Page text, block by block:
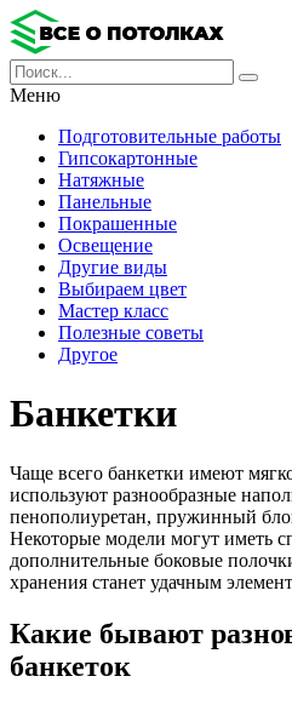
Меню
Подготовительные работы
Гипсокартонные
Натяжные
Панельные
Покрашенные
Освещение
Другие виды
Выбираем цвет
Мастер класс
Полезные советы
Другое
Банкетки
Чаще всего банкетки имеют
используют разнообразные
пенополиуретан, пружинный
Некоторые модели могут иметь
дополнительные боковые
хранения станет удачным
Какие бывают
банкеток